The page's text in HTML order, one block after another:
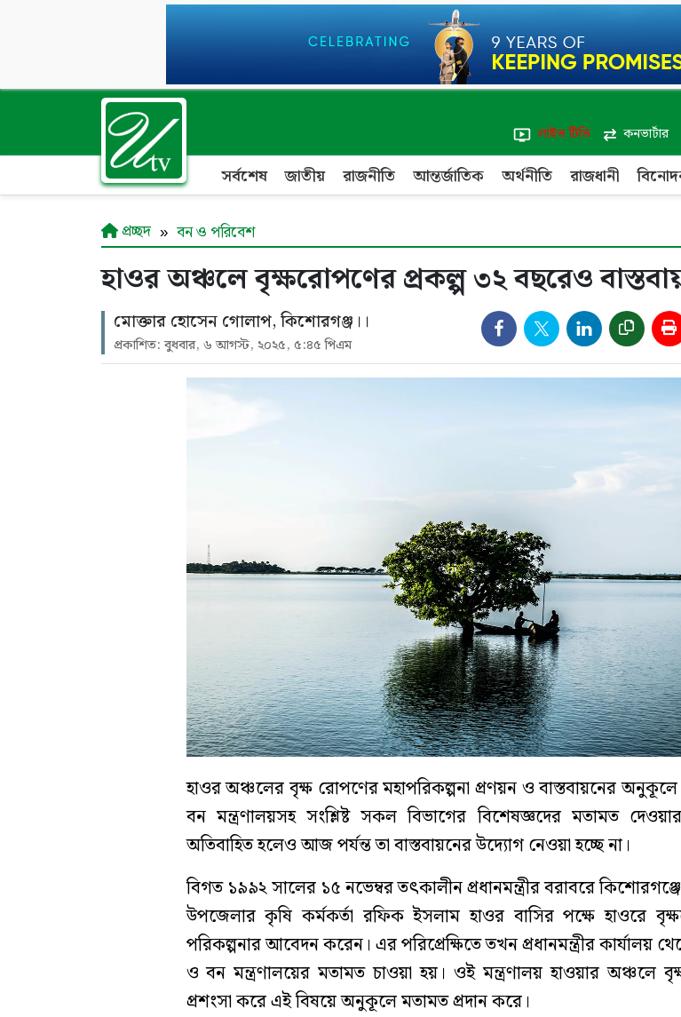
লাইভ টিভি
কনভার্টার
সর্বশেষ জাতীয় রাজনীতি আন্তর্জাতিক অর্থনীতি রাজধানী
প্রচ্ছদ বন ও পরিবেশ
হাওর অঞ্চলে বৃক্ষরোপণের প্রকল্প ৩২ বছরেও
মোক্তার হোসেন গোলাপ, কিশোরগঞ্জ।।
প্রকাশিত: বুধবার, ৬ আগস্ট, ২০২৫, ৫:৪৫ পিএম
হাওর অঞ্চলের বৃক্ষ রোপণের মহাপরিকল্পনা প্রণয়ন ও বাস্তবায়নের
বন মন্ত্রণালয়সহ সংশ্লিষ্ট সকল বিভাগের বিশেষজ্ঞদের মতামত
অতিবাহিত হলেও আজ পর্যন্ত তা বাস্তবায়নের উদ্যোগ নেওয়া হচ্ছে না।
বিগত ১৯৯২ সালের ১৫ নভেম্বর তৎকালীন প্রধানমন্ত্রীর বরাবরে
উপজেলার কৃষি কর্মকর্তা রফিক ইসলাম হাওর বাসির পক্ষে হাওরে
পরিকল্পনার আবেদন করেন। এর পরিপ্রেক্ষিতে তখন প্রধানমন্ত্রীর কার্যালয়
ও বন মন্ত্রণালয়ের মতামত চাওয়া হয়। ওই মন্ত্রণালয় হাওয়ার অঞ্চলে
প্রশংসা করে এই বিষয়ে অনুকূলে মতামত প্রদান করে।